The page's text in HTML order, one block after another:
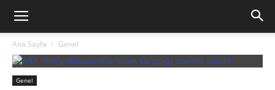
Ana Sayfa Genel
Genel